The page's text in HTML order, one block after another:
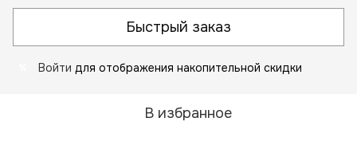
Быстрый заказ
Войти для отображения накопительной скидки
В избранное